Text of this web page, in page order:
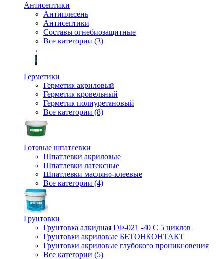
Антисептики
Антиплесень
Антисептики
Составы огнебиозащитные
Все категории (3)
Герметики
Герметик акриловый
Герметик кровельный
Герметик полиуретановый
Все категории (8)
Готовые шпатлевки
Шпатлевки акриловые
Шпатлевки латексные
Шпатлевки масляно-клеевые
Все категории (4)
Грунтовки
Грунтовка алкидная ГФ-021 -40 С 5 циклов
Грунтовки акриловые БЕТОНКОНТАКТ
Грунтовки акриловые глубокого проникновения
Все категории (5)